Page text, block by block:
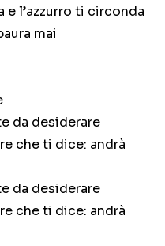
e l’azzurro ti circonda
mai
da desiderare
che ti dice: andrà
da desiderare
che ti dice: andrà